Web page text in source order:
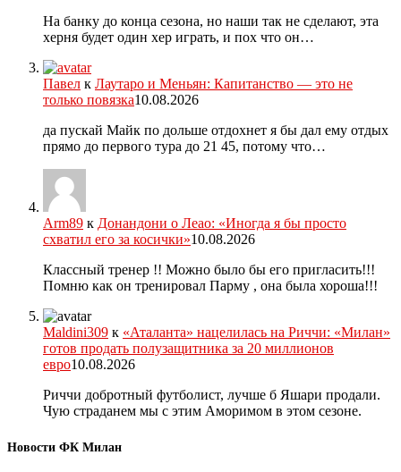
На банку до конца сезона, но наши так не сделают, эта
херня будет один хер играть, и пох что он…
Павел к Лаутаро и Меньян: Капитанство — это не
только повязка10.08.2026
да пускай Майк по дольше отдохнет я бы дал ему отдых
прямо до первого тура до 21 45, потому что…
Arm89 к Донандони о Леао: «Иногда я бы просто
схватил его за косички»10.08.2026
Классный тренер !! Можно было бы его пригласить!!!
Помню как он тренировал Парму , она была хороша!!!
Maldini309 к «Аталанта» нацелилась на Риччи: «Милан»
готов продать полузащитника за 20 миллионов
евро10.08.2026
Риччи добротный футболист, лучше б Яшари продали.
Чую страданем мы с этим Аморимом в этом сезоне.
Новости ФК Милан